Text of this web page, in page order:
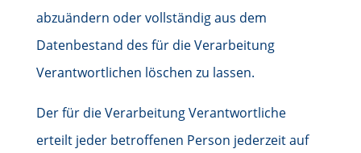
abzuändern oder vollständig aus dem
Datenbestand des für die Verarbeitung
Verantwortlichen löschen zu lassen.
Der für die Verarbeitung Verantwortliche
erteilt jeder betroffenen Person jederzeit auf